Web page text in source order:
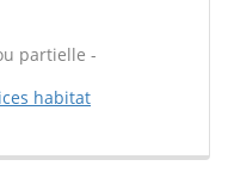
partielle -
habitat